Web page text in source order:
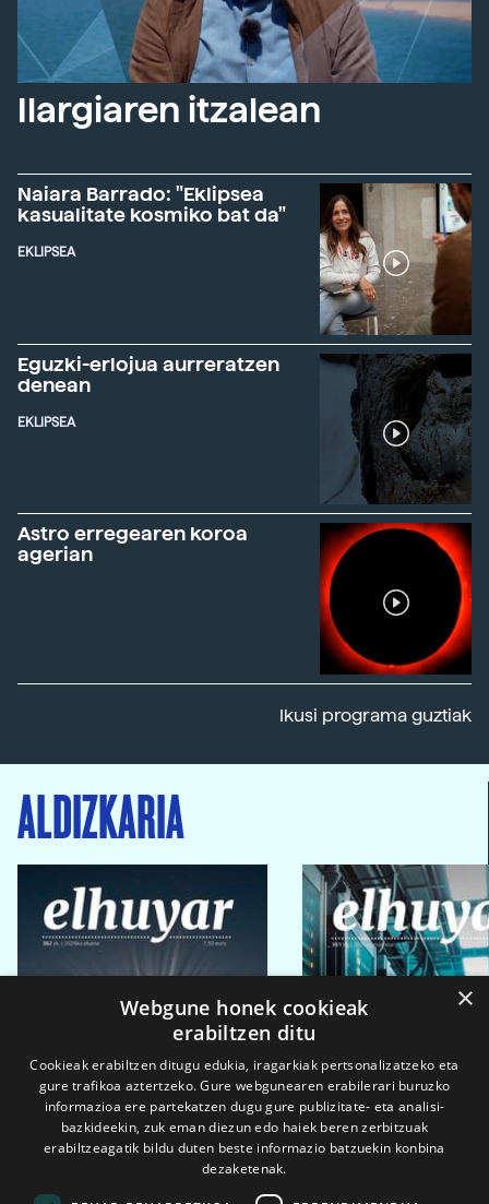
Ilargiaren itzalean
Naiara Barrado: "Eklipsea
kasualitate kosmiko bat da"
EKLIPSEA
Eguzki-erlojua aurreratzen
denean
EKLIPSEA
Astro erregearen koroa
agerian
Ikusi programa guztiak
ALDIZKARIA
×
Webgune honek cookieak
erabiltzen ditu
Cookieak erabiltzen ditugu edukia, iragarkiak pertsonalizatzeko eta
gure trafikoa aztertzeko. Gure webgunearen erabilerari buruzko
informazioa ere partekatzen dugu gure publizitate- eta analisi-
bazkideekin, zuk eman diezun edo haiek beren zerbitzuak
erabiltzeagatik bildu duten beste informazio batzuekin konbina
dezaketenak.